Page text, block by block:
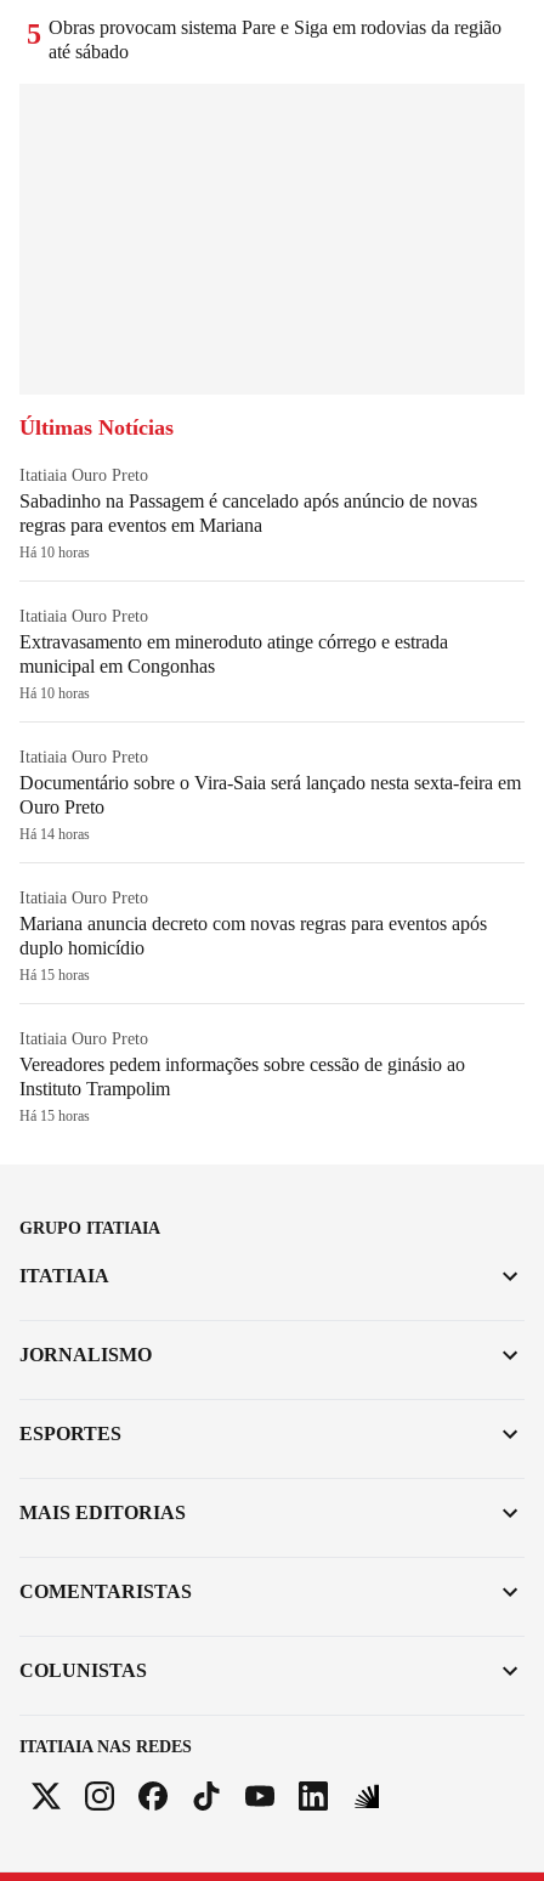
5 Obras provocam sistema Pare e Siga em rodovias da região
até sábado
Últimas Notícias
Itatiaia Ouro Preto
Sabadinho na Passagem é cancelado após anúncio de novas
regras para eventos em Mariana
Há 10 horas
Itatiaia Ouro Preto
Extravasamento em mineroduto atinge córrego e estrada
municipal em Congonhas
Há 10 horas
Itatiaia Ouro Preto
Documentário sobre o Vira-Saia será lançado nesta sexta-feira em
Ouro Preto
Há 14 horas
Itatiaia Ouro Preto
Mariana anuncia decreto com novas regras para eventos após
duplo homicídio
Há 15 horas
Itatiaia Ouro Preto
Vereadores pedem informações sobre cessão de ginásio ao
Instituto Trampolim
Há 15 horas
GRUPO ITATIAIA
ITATIAIA NAS REDES
ITATIAIA
JORNALISMO
ESPORTES
MAIS EDITORIAS
COMENTARISTAS
COLUNISTAS